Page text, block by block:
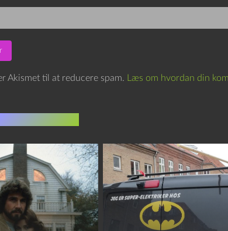
Akismet til at reducere spam. Læs om hvordan din